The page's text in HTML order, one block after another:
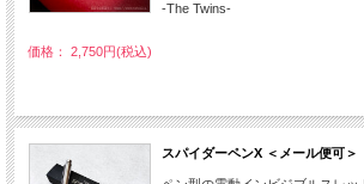
-The Twins-
価格： 2,750円(税込)
スパイダーペンX ＜メール便可＞